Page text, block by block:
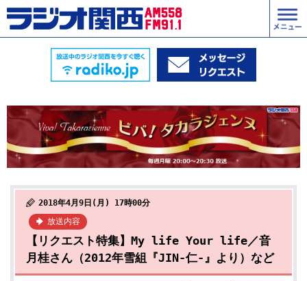
2018年4月9日(月) 17時00分
放送内容
【リクエスト特集】My life Your life／音
月桂さん（2012年雪組『JIN-仁-』より）など